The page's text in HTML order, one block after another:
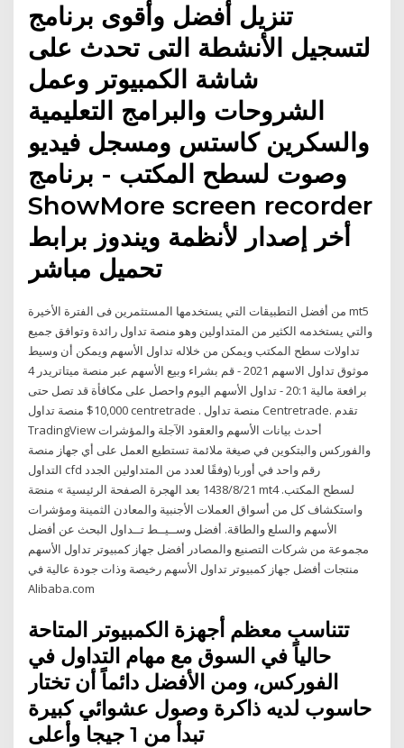
تنزيل أفضل وأقوى برنامج
لتسجيل الأنشطة التى تحدث على
شاشة الكمبيوتر وعمل
الشروحات والبرامج التعليمية
والسكرين كاستس ومسجل فيديو
وصوت لسطح المكتب - برنامج
ShowMore screen recorder
أخر إصدار لأنظمة ويندوز برابط
تحميل مباشر
من أفضل التطبيقات التي يستخدمها المستثمرين فى الفترة الأخيرة mt5
والتي يستخدمه الكثير من المتداولين وهو منصة تداول رائدة وتوافق جميع
تداولات سطح المكتب ويمكن من خلاله تداول الأسهم ويمكن أن وسيط
موثوق تداول الاسهم 2021 - قم بشراء وبيع الأسهم عبر منصة ميتاتريدر 4
برافعة مالية 20:1 - تداول الأسهم اليوم واحصل على مكافأة قد تصل حتى
10,000$ منصة تداول centretrade . منصة تداول Centretrade. تقدم
TradingView أحدث بيانات الأسهم والعقود الآجلة والمؤشرات
والفوركس والبتكوين في صيغة ملائمة تستطيع العمل على أي جهاز منصة
التداول cfd رقم واحد في أوربا (وفقًا لعدد من المتداولين الجدد
21‏‏/8‏‏/1438 بعد الهجرة الصفحة الرئيسية » منصَة mt4 لسطح المكتب.
واستكشاف كل من أسواق العملات الأجنبية والمعادن الثمينة ومؤشرات
الأسهم والسلع والطاقة. أفضل وســيــط تــداول البحث عن أفضل
مجموعة من شركات التصنيع والمصادر أفضل جهاز كمبيوتر تداول الأسهم
منتجات أفضل جهاز كمبيوتر تداول الأسهم رخيصة وذات جودة عالية في
Alibaba.com
تتناسب معظم أجهزة الكمبيوتر المتاحة
حالياً في السوق مع مهام التداول في
الفوركس، ومن الأفضل دائماً أن تختار
حاسوب لديه ذاكرة وصول عشوائي كبيرة
تبدأ من 1 جيجا وأعلى